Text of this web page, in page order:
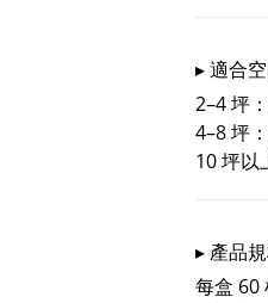
▸ 適合
2–4 坪
4–8 坪
10 坪以
▸ 產品
每盒 60